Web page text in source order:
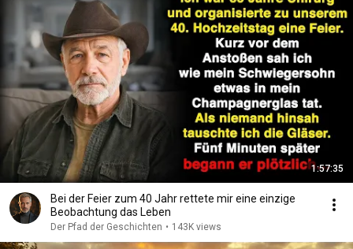
1:57:35
Bei der Feier zum 40 Jahr rettete mir eine einzige
Beobachtung das Leben
Der Pfad der Geschichten • 143K views